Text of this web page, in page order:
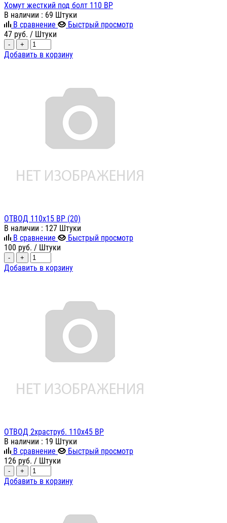
Хомут жесткий под болт 110 ВР
В наличии : 69 Штуки
В сравнение
Быстрый просмотр
47 руб. / Штуки
- +
Добавить в корзину
ОТВОД 110х15 ВР (20)
В наличии : 127 Штуки
В сравнение
Быстрый просмотр
100 руб. / Штуки
- +
Добавить в корзину
ОТВОД 2храструб. 110х45 ВР
В наличии : 19 Штуки
В сравнение
Быстрый просмотр
126 руб. / Штуки
- +
Добавить в корзину